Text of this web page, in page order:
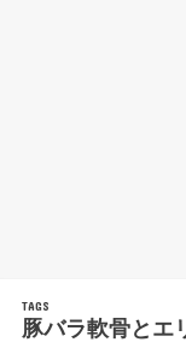
豚バラ軟骨とエ